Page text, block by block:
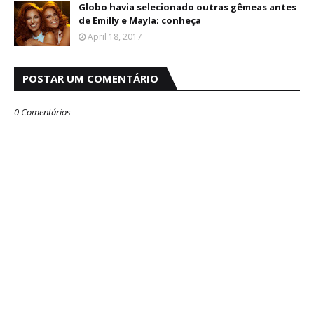
Globo havia selecionado outras gêmeas antes
de Emilly e Mayla; conheça
April 18, 2017
POSTAR UM COMENTÁRIO
0 Comentários